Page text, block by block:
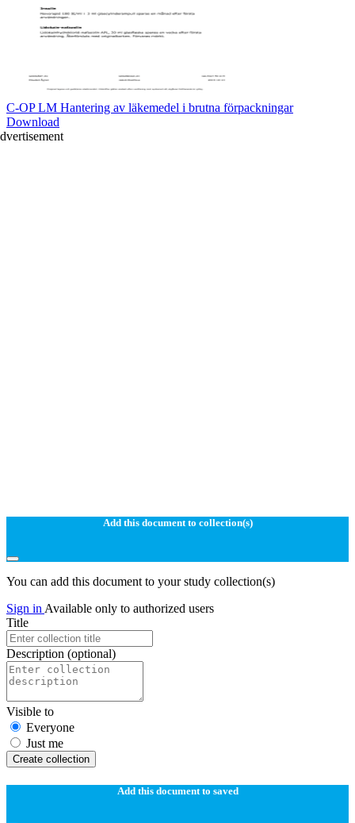
C-OP LM Hantering av läkemedel i brutna förpackningar
Download
Add this document to collection(s)
You can add this document to your study collection(s)
Sign in Available only to authorized users
Title
Description (optional)
Visible to
Everyone
Just me
Create collection
Add this document to saved